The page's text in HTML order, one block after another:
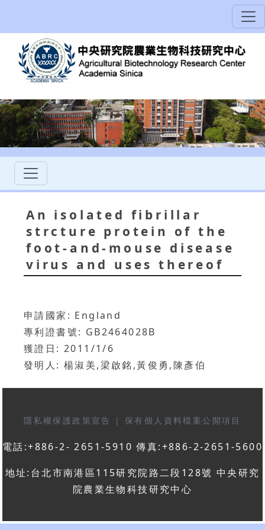
An isolated fibrillar
strcture protein of the
foot-and-mouse disease
virus and uses thereof
申請國家: England
專利證書號: GB2464028B
獲證日: 2011/1/6
發明人: 楊淑美,梁啟銘,黃俊勇,陳彥伯
隱私權保護政策宣告 | 保有個人資料檔案公開項目
電話:+886-2- 2651-5910 傳真:+886-2-2651-5600
地址:台北市南港區115研究院路二段128號 中央研究
院農業生物科技研究中心